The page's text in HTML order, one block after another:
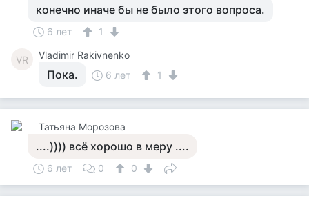
конечно иначе бы не было этого вопроса.
6 лет 1
VR Vladimir Rakivnenko
Пока. 6 лет 1
Татьяна Морозова
....)))) всё хорошо в меру ....
6 лет 0 0